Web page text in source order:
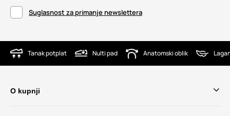
Suglasnost za primanje newslettera
Tanak potplat Nulti pad Anatomski oblik
O kupnji